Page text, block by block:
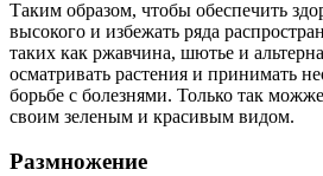
Таким образом, чтобы обеспечить
высокого и избежать ряда
таких как ржавчина, шютье и
осматривать растения и принимать
борьбе с болезнями. Только так
своим зеленым и красивым видом.
Размножение